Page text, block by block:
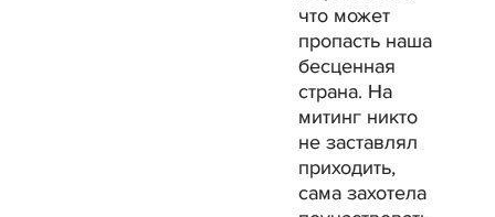
что может
пропасть наша
бесценная
страна. На
митинг никто
не заставлял
приходить,
сама захотела